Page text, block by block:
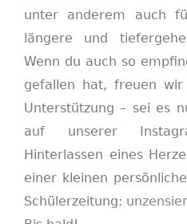
unter anderem auch
längere und
Wenn du auch so
gefallen hat, freuen
Unterstützung – sei es
auf unserer
Hinterlassen eines
einer kleinen persönliche
Schülerzeitung: